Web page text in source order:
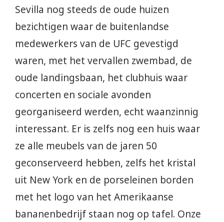
Sevilla nog steeds de oude huizen
bezichtigen waar de buitenlandse
medewerkers van de UFC gevestigd
waren, met het vervallen zwembad, de
oude landingsbaan, het clubhuis waar
concerten en sociale avonden
georganiseerd werden, echt waanzinnig
interessant. Er is zelfs nog een huis waar
ze alle meubels van de jaren 50
geconserveerd hebben, zelfs het kristal
uit New York en de porseleinen borden
met het logo van het Amerikaanse
bananenbedrijf staan nog op tafel. Onze